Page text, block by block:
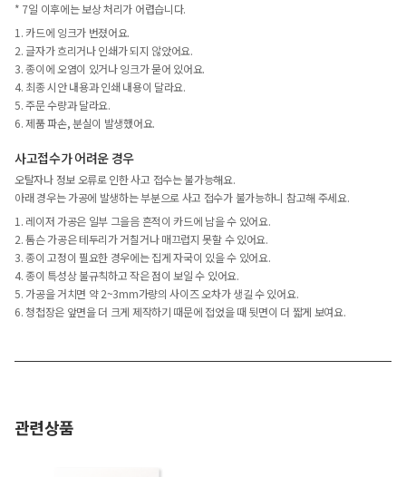
* 7일 이후에는 보상 처리가 어렵습니다.
1. 카드에 잉크가 번졌어요.
2. 글자가 흐리거나 인쇄가 되지 않았어요.
3. 종이에 오염이 있거나 잉크가 묻어 있어요.
4. 최종 시안 내용과 인쇄 내용이 달라요.
5. 주문 수량과 달라요.
6. 제품 파손, 분실이 발생했어요.
사고접수가 어려운 경우
오탈자나 정보 오류로 인한 사고 접수는 불가능해요.
아래 경우는 가공에 발생하는 부분으로 사고 접수가 불가능하니 참고해 주세요.
1. 레이저 가공은 일부 그을음 흔적이 카드에 남을 수 있어요.
2. 톰슨 가공은 테두리가 거칠거나 매끄럽지 못할 수 있어요.
3. 종이 고정이 필요한 경우에는 집게 자국이 있을 수 있어요.
4. 종이 특성상 불규칙하고 작은 점이 보일 수 있어요.
5. 가공을 거치면 약 2~3mm가량의 사이즈 오차가 생길 수 있어요.
6. 청첩장은 앞면을 더 크게 제작하기 때문에 접었을 때 뒷면이 더 짧게 보여요.
관련상품